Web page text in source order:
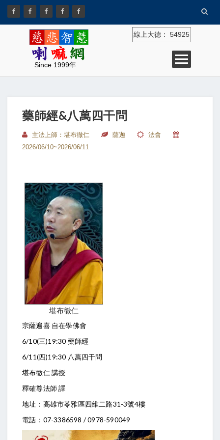
Since 1999年
線上大德： 54925
藥師經&八萬四干問
主法上師：堪布徹仁 薩迦
法會
2026/06/10~2026/06/11
堪布徹仁
宗薩遍喜 自在學佛會
6/10(三)19:30 藥師經
6/11(四)19:30 八萬四干問
堪布徹仁 講授
釋確尊法師 譯
地址：高雄市苓雅區四維二路31-3號4樓
電話：07-3386598 / 0978-590049